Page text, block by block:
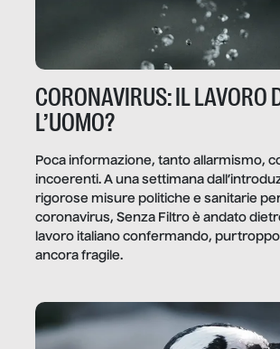
CORONAVIRUS: IL LAVORO
L’UOMO?
Poca informazione, tanto allarmismo,
incoerenti. A una settimana
rigorose misure politiche e sanitarie per
coronavirus, Senza Filtro è andato
lavoro italiano confermando,
ancora fragile.